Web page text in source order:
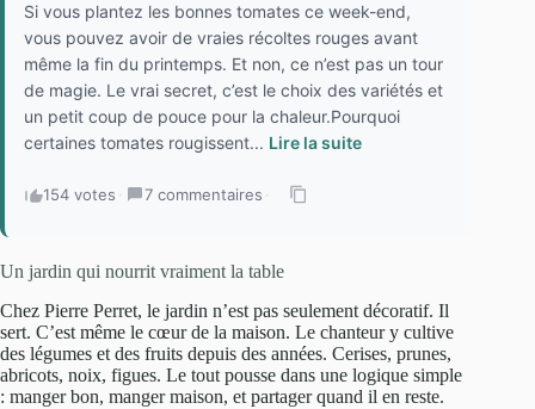
Si vous plantez les bonnes tomates ce week-end,
vous pouvez avoir de vraies récoltes rouges avant
même la fin du printemps. Et non, ce n’est pas un tour
de magie. Le vrai secret, c’est le choix des variétés et
un petit coup de pouce pour la chaleur.Pourquoi
certaines tomates rougissent... Lire la suite
154 votes · 7 commentaires ·
Un jardin qui nourrit vraiment la table
Chez Pierre Perret, le jardin n’est pas seulement décoratif. Il
sert. C’est même le cœur de la maison. Le chanteur y cultive
des légumes et des fruits depuis des années. Cerises, prunes,
abricots, noix, figues. Le tout pousse dans une logique simple
: manger bon, manger maison, et partager quand il en reste.